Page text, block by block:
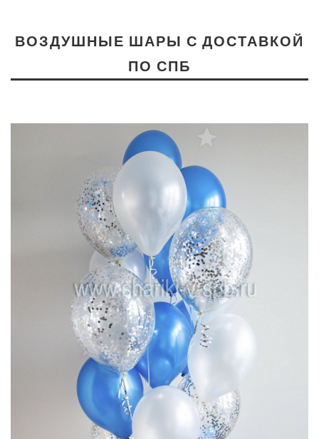
ВОЗДУШНЫЕ ШАРЫ С ДОСТАВКОЙ
ПО СПБ